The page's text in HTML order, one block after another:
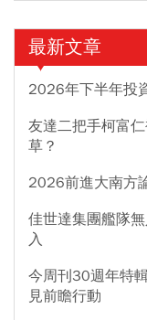
最新文章
2026年下半年投
友達二把手柯富
草？
2026前進大南方
佳世達集團艦隊
入
今周刊30週年特
見前瞻行動